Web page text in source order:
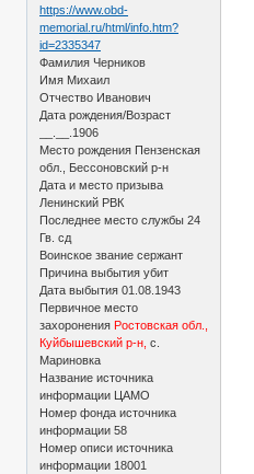
https://www.obd-
memorial.ru/html/info.htm?
id=2335347
Фамилия Черников
Имя Михаил
Отчество Иванович
Дата рождения/Возраст
__.__.1906
Место рождения Пензенская
обл., Бессоновский р-н
Дата и место призыва
Ленинский РВК
Последнее место службы 24
Гв. сд
Воинское звание сержант
Причина выбытия убит
Дата выбытия 01.08.1943
Первичное место
захоронения Ростовская обл.,
Куйбышевский р-н, с.
Мариновка
Название источника
информации ЦАМО
Номер фонда источника
информации 58
Номер описи источника
информации 18001